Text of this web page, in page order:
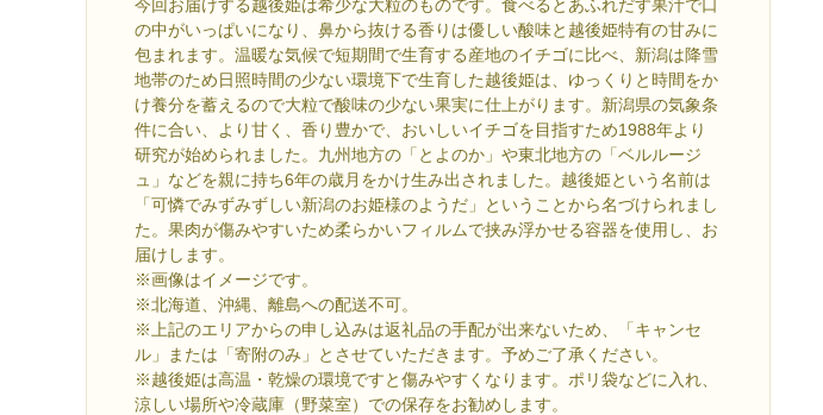
今回お届けする越後姫は希少な大粒のものです。食べるとあふれだす果汁で口
の中がいっぱいになり、鼻から抜ける香りは優しい酸味と越後姫特有の甘みに
包まれます。温暖な気候で短期間で生育する産地のイチゴに比べ、新潟は降雪
地帯のため日照時間の少ない環境下で生育した越後姫は、ゆっくりと時間をか
け養分を蓄えるので大粒で酸味の少ない果実に仕上がります。新潟県の気象条
件に合い、より甘く、香り豊かで、おいしいイチゴを目指すため1988年より
研究が始められました。九州地方の「とよのか」や東北地方の「ベルルージ
ュ」などを親に持ち6年の歳月をかけ生み出されました。越後姫という名前は
「可憐でみずみずしい新潟のお姫様のようだ」ということから名づけられまし
た。果肉が傷みやすいため柔らかいフィルムで挟み浮かせる容器を使用し、お
届けします。
※画像はイメージです。
※北海道、沖縄、離島への配送不可。
※上記のエリアからの申し込みは返礼品の手配が出来ないため、「キャンセ
ル」または「寄附のみ」とさせていただきます。予めご了承ください。
※越後姫は高温・乾燥の環境ですと傷みやすくなります。ポリ袋などに入れ、
涼しい場所や冷蔵庫（野菜室）での保存をお勧めします。